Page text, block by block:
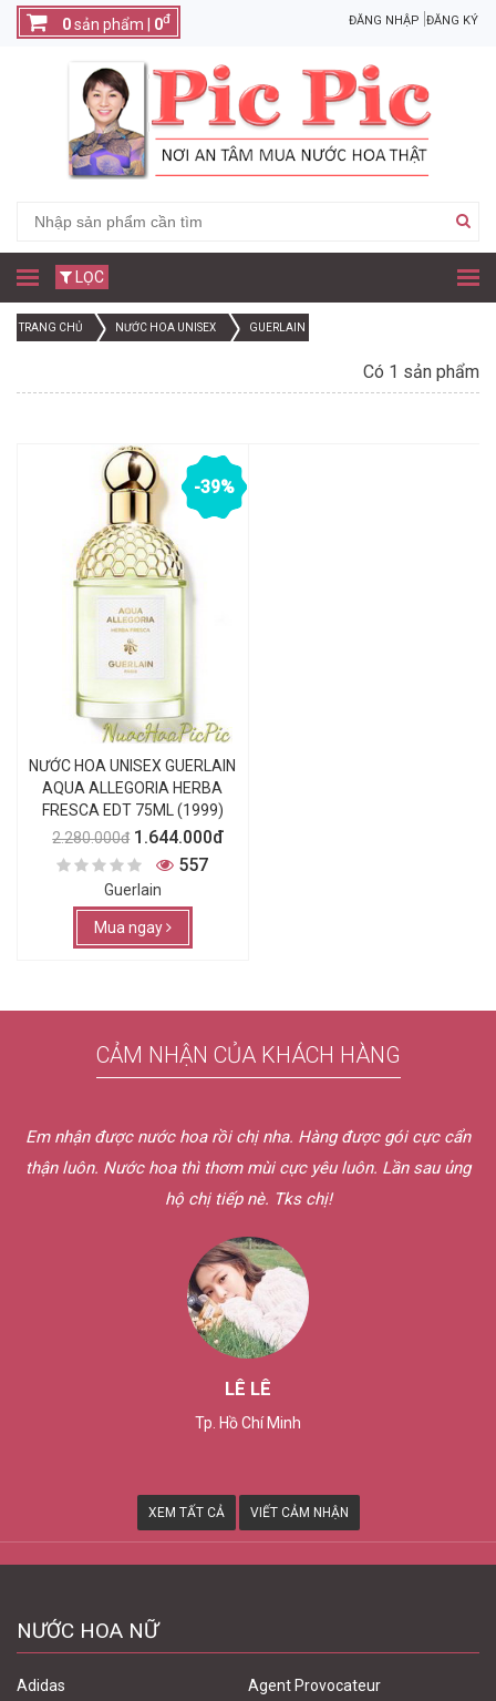
ĐĂNG NHẬP ĐĂNG KÝ
0sản phẩm | 0đ
LỌC
TRANG CHỦ NƯỚC HOA UNISEX GUERLAIN
Có 1 sản phẩm
-39%
NƯỚC HOA UNISEX GUERLAIN
AQUA ALLEGORIA HERBA
FRESCA EDT 75ML (1999)
2.280.000đ 1.644.000đ
557
Guerlain
Mua ngay
CẢM NHẬN CỦA KHÁCH HÀNG
hoa rồi chị nha. Hàng được gói cực cẩn
thì thơm mùi cực yêu luôn. Lần sau ủng
hộ chị tiếp nè. Tks chị!
Thanks chị Vân.
tình với khách.
XEM TẤT CẢ VIẾT CẢM NHẬN
NƯỚC HOA NỮ
Adidas
Agent Provocateur